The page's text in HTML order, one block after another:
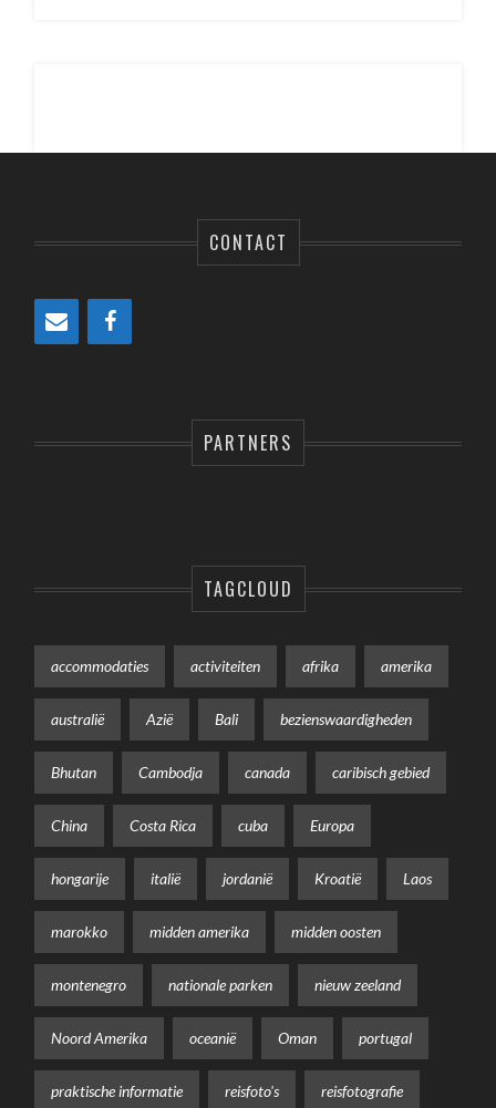
CONTACT
PARTNERS
TAGCLOUD
accommodaties activiteiten afrika amerika
australië Azië Bali bezienswaardigheden
Bhutan Cambodja canada caribisch gebied
China Costa Rica cuba Europa
hongarije italië jordanië Kroatië Laos
marokko midden amerika midden oosten
montenegro nationale parken nieuw zeeland
Noord Amerika oceanië Oman portugal
praktische informatie reisfoto's reisfotografie